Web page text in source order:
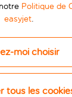
Politique de
easyjet.
moi choisir
tous les